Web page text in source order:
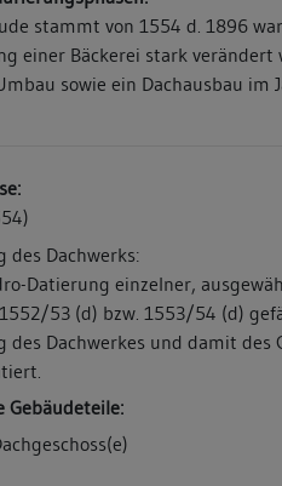
stammt von 1554 d. 1896
einer Bäckerei stark verändert
sowie ein Dachausbau im
des Dachwerks:
Datierung einzelner,
53 (d) bzw. 1553/54 (d)
des Dachwerkes und damit des
Gebäudeteile: